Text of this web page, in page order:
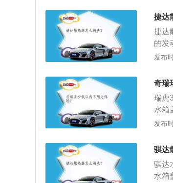
或硬
软管
另一
锈迹
完的
器中
器的
出的
行大
得
多点
洗掉
因为
冲洗
盖、
之间
或硬
软管
另
锈迹
完的
器中
器的
捷达
捷达
的发
散热
洗掉
因
冲洗
盖、
之间
或硬
软管
另
发布
奇瑞
瑞虎
水箱
盖；
上防
发布
骐达
骐达
水箱